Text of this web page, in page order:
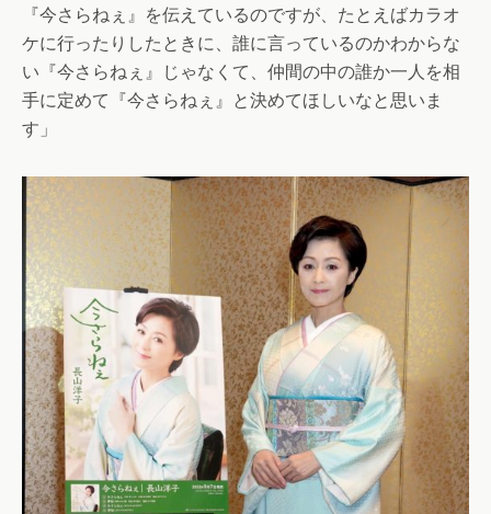
『今さらねぇ』を伝えているのですが、たとえばカラオ
ケに行ったりしたときに、誰に言っているのかわからな
い『今さらねぇ』じゃなくて、仲間の中の誰か一人を相
手に定めて『今さらねぇ』と決めてほしいなと思いま
す」